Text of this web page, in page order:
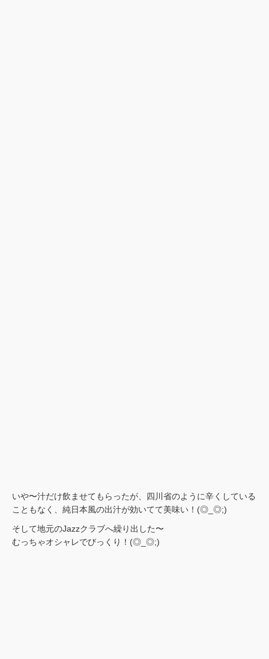
いや〜汁だけ飲ませてもらったが、四川省のように辛くしている
こともなく、純日本風の出汁が効いてて美味い！(◎_◎;)
そして地元のJazzクラブへ繰り出した〜
むっちゃオシャレでびっくり！(◎_◎;)